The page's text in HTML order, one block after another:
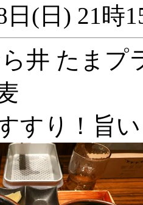
日(日) 21時
井 たまプ
すり！旨い